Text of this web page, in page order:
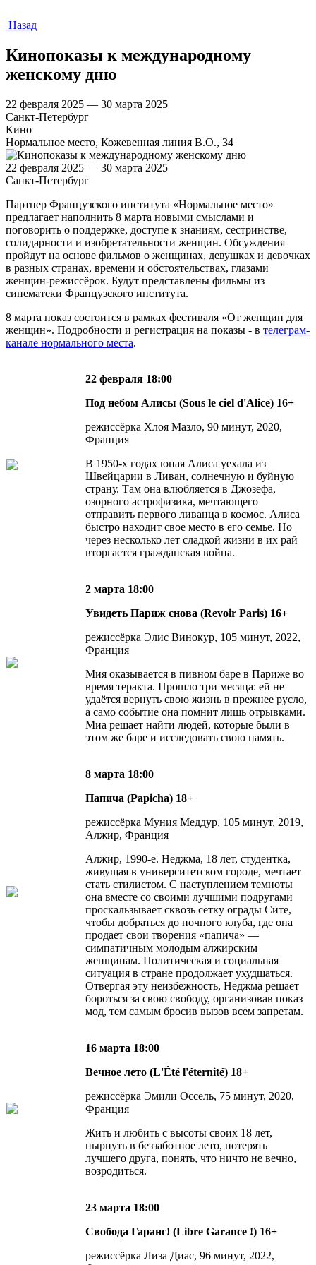
Назад
Кинопоказы к международному
женскому дню
22 февраля 2025 — 30 марта 2025
Санкт-Петербург
Кино
Нормальное место, Кожевенная линия В.О., 34
22 февраля 2025 — 30 марта 2025
Санкт-Петербург
Партнер Французского института «Нормальное место»
предлагает наполнить 8 марта новыми смыслами и
поговорить о поддержке, доступе к знаниям, сестринстве,
солидарности и изобретательности женщин. Обсуждения
пройдут на основе фильмов о женщинах, девушках и девочках
в разных странах, времени и обстоятельствах, глазами
женщин-режиссёрок. Будут представлены фильмы из
синематеки Французского института.
8 марта показ состоится в рамках фестиваля «От женщин для
женщин». Подробности и регистрация на показы - в телеграм-
канале нормального места.
22 февраля 18:00
Под небом Алисы (Sous le ciel d'Alice) 16+
режиссёрка Хлоя Мазло, 90 минут, 2020,
Франция
В 1950-х годах юная Алиса уехала из
Швейцарии в Ливан, солнечную и буйную
страну. Там она влюбляется в Джозефа,
озорного астрофизика, мечтающего
отправить первого ливанца в космос. Алиса
быстро находит свое место в его семье. Но
через несколько лет сладкой жизни в их рай
вторгается гражданская война.
2 марта 18:00
Увидеть Париж снова (Revoir Paris) 16+
режиссёрка Элис Винокур, 105 минут, 2022,
Франция
Мия оказывается в пивном баре в Париже во
время теракта. Прошло три месяца: ей не
удаётся вернуть свою жизнь в прежнее русло,
а само событие она помнит лишь отрывками.
Миа решает найти людей, которые были в
этом же баре и исследовать свою память.
8 марта 18:00
Папича (Papicha) 18+
режиссёрка Муния Меддур, 105 минут, 2019,
Алжир, Франция
Алжир, 1990-е. Неджма, 18 лет, студентка,
живущая в университетском городе, мечтает
стать стилистом. С наступлением темноты
она вместе со своими лучшими подругами
проскальзывает сквозь сетку ограды Сите,
чтобы добраться до ночного клуба, где она
продает свои творения «папича» —
симпатичным молодым алжирским
женщинам. Политическая и социальная
ситуация в стране продолжает ухудшаться.
Отвергая эту неизбежность, Неджма решает
бороться за свою свободу, организовав показ
мод, тем самым бросив вызов всем запретам.
16 марта 18:00
Вечное лето (L'Été l'éternité) 18+
режиссёрка Эмили Оссель, 75 минут, 2020,
Франция
Жить и любить с высоты своих 18 лет,
нырнуть в беззаботное лето, потерять
лучшего друга, понять, что ничто не вечно,
возродиться.
23 марта 18:00
Свобода Гаранс! (Libre Garance !) 16+
режиссёрка Лиза Диас, 96 минут, 2022,